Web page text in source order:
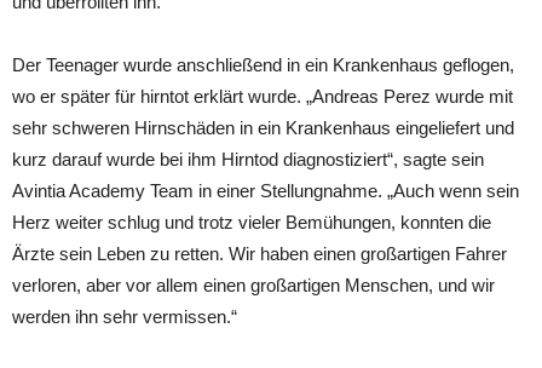
Der Teenager wurde anschließend in ein Krankenhaus geflogen,
wo er später für hirntot erklärt wurde. „Andreas Perez wurde mit
sehr schweren Hirnschäden in ein Krankenhaus eingeliefert und
kurz darauf wurde bei ihm Hirntod diagnostiziert“, sagte sein
Avintia Academy Team in einer Stellungnahme. „Auch wenn sein
Herz weiter schlug und trotz vieler Bemühungen, konnten die
Ärzte sein Leben zu retten. Wir haben einen großartigen Fahrer
verloren, aber vor allem einen großartigen Menschen, und wir
werden ihn sehr vermissen.“